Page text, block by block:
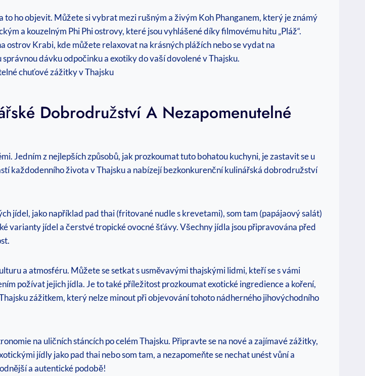
ho objevit. Můžete si vybrat mezi rušným a živým Koh Phanganem, který je známý
a kouzelným Phi Phi ostrovy, které jsou vyhlášené díky filmovému hitu „Pláž“.
ostrov Krabi, kde můžete relaxovat na krásných plážích nebo se vydat na
dávku odpočinku a exotiky do vaší dovolené v Thajsku.
Dobrodružství A Nezapomenutelné
Jedním z nejlepších způsobů, jak prozkoumat tuto bohatou kuchyni, je zastavit se u
každodenního života v Thajsku a nabízejí bezkonkurenční kulinářská dobrodružství
jídel, jako například pad thai (fritované nudle s krevetami), som tam (papájaový salát)
varianty jídel a čerstvé tropické ovocné šťávy. Všechny jídla jsou připravována před
a atmosféru. Můžete se setkat s usměvavými thajskými lidmi, kteří se s vámi
požívat jejich jídla. Je to také příležitost prozkoumat exotické ingredience a koření,
zážitkem, který nelze minout při objevování tohoto nádherného jihovýchodního
na uličních stáncích po celém Thajsku. Připravte se na nové ​​a zajímavé zážitky,
jídly jako pad thai nebo som tam, a nezapomeňte se nechat unést vůní a
a autentické podobě!